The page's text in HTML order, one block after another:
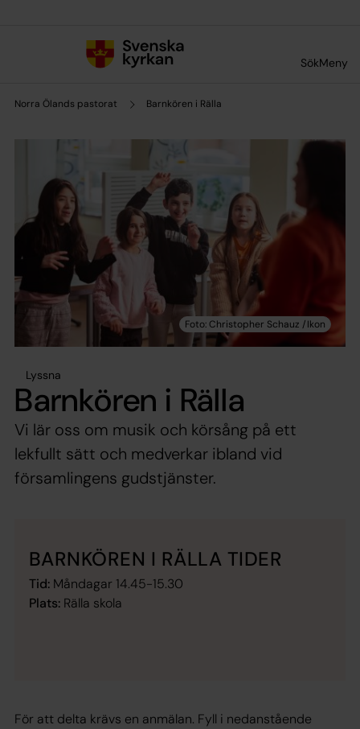
SökMeny
Norra Ölands pastorat Barnkören i Rälla
Lyssna
Barnkören i Rälla
Vi lär oss om musik och körsång på ett
lekfullt sätt och medverkar ibland vid
församlingens gudstjänster.
BARNKÖREN I RÄLLA TIDER
Tid: Måndagar 14.45-15.30
Plats: Rälla skola
För att delta krävs en anmälan. Fyll i nedanstående